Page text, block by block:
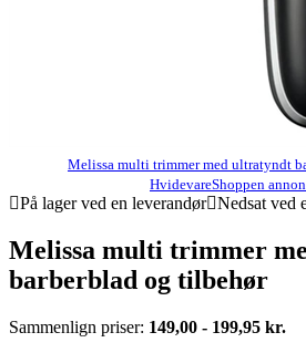
Melissa multi trimmer med ultratyndt
HvidevareShoppen
På lager ved en leverandør Nedsat ved
Melissa multi trimmer
barberblad og tilbehør
Sammenlign priser: 149,00 - 199,95 kr.